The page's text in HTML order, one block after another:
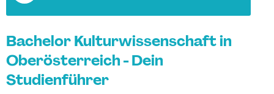
Bachelor Kulturwissenschaft in
Oberösterreich - Dein
Studienführer